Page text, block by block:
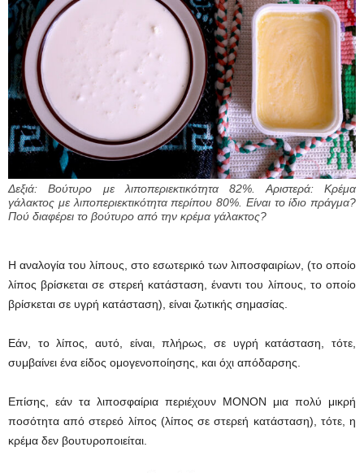
Δεξιά: Βούτυρο με λιποπεριεκτικότητα 82%. Αριστερά: Κρέμα
γάλακτος με λιποπεριεκτικότητα περίπου 80%. Είναι το ίδιο πράγμα?
Πού διαφέρει το βούτυρο από την κρέμα γάλακτος?
Η αναλογία του λίπους, στο εσωτερικό των λιποσφαιρίων, (το οποίο
λίπος βρίσκεται σε στερεή κατάσταση, έναντι του λίπους, το οποίο
βρίσκεται σε υγρή κατάσταση), είναι ζωτικής σημασίας.
Εάν, το λίπος, αυτό, είναι, πλήρως, σε υγρή κατάσταση, τότε,
συμβαίνει ένα είδος ομογενοποίησης, και όχι απόδαρσης.
Επίσης, εάν τα λιποσφαίρια περιέχουν ΜΟΝΟΝ μια πολύ μικρή
ποσότητα από στερεό λίπος (λίπος σε στερεή κατάσταση), τότε, η
κρέμα δεν βουτυροποιείται.